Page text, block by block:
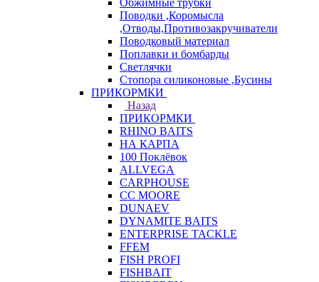
Обжимные трубки
Поводки ,Коромысла
,Отводы,Противозакручиватели
Поводковый материал
Поплавки и бомбарды
Светлячки
Стопора силиконовые ,Бусины
ПРИКОРМКИ
Назад
ПРИКОРМКИ
RHINO BAITS
НА КАРПА
100 Поклёвок
ALLVEGA
CARPHOUSE
CC MOORE
DUNAEV
DYNAMITE BAITS
ENTERPRISE TACKLE
FFEM
FISH PROFI
FISHBAIT